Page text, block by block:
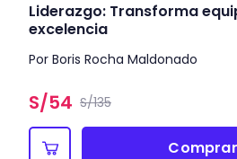
Liderazgo: Transforma
excelencia
Por Boris Rocha Maldonado
S/54 S/135